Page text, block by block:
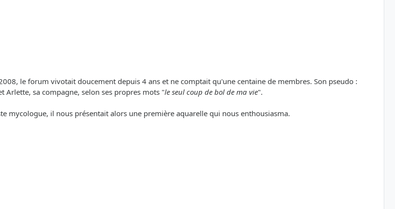
le forum vivotait doucement depuis 4 ans et ne comptait qu'une centaine de membres. Son pseudo :
Arlette, sa compagne, selon ses propres mots "le seul coup de bol de ma vie".
mycologue, il nous présentait alors une première aquarelle qui nous enthousiasma.